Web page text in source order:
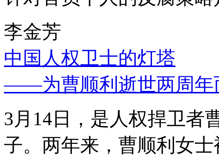
李金芳
中国人权卫士的灯塔
——为曹顺利逝世两周年
3月14日，是人权捍卫者
子。两年来，曹顺利女